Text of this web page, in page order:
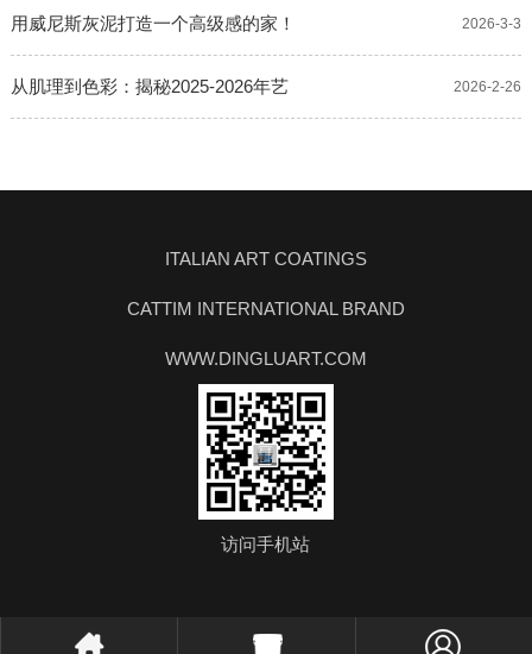
2026-3-3
用威尼斯灰泥打造一个高级感的家！
2026-2-26
从肌理到色彩：揭秘2025-2026年艺
ITALIAN ART COATINGS
CATTIM INTERNATIONAL BRAND
WWW.DINGLUART.COM
访问手机站